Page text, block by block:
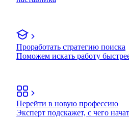
Проработать стратегию поиска
Поможем искать работу
Перейти в новую профессию
Эксперт подскажет, с чего